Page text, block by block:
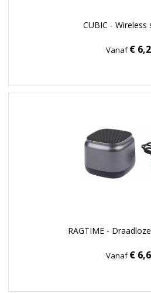
CUBIC - Wireless
Vanaf€
RAGTIME -
Vanaf€